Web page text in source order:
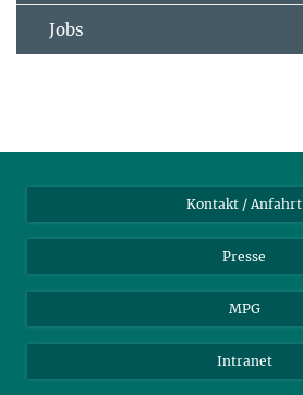
Jobs
Kontakt / Anfahrt
Presse
MPG
Intranet